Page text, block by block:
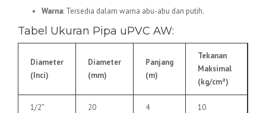
Warna: Tersedia dalam warna abu-abu dan putih.
Tabel Ukuran Pipa uPVC AW:
Diameter
(Inci)
Diameter
(mm)
Panjang
(m)
Tekanan
Maksimal
(kg/cm²)
1/2″ 20 4 10